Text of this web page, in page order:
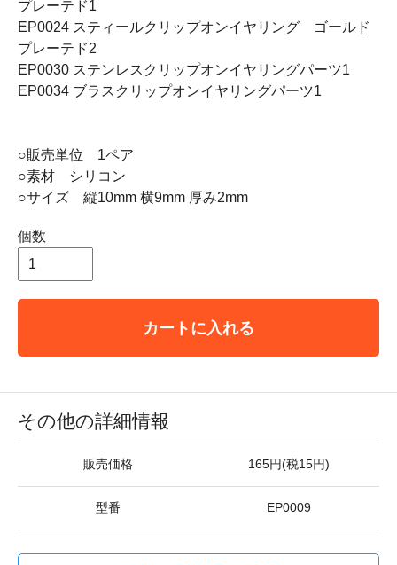
プレーテド1
EP0024 スティールクリップオンイヤリング ゴールド
プレーテド2
EP0030 ステンレスクリップオンイヤリングパーツ1
EP0034 ブラスクリップオンイヤリングパーツ1
○販売単位 1ペア
○素材 シリコン
○サイズ 縦10mm 横9mm 厚み2mm
個数
カートに入れる
その他の詳細情報
販売価格 165円(税15円)
型番 EP0009